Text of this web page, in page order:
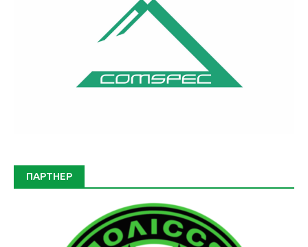
ПАРТНЕР